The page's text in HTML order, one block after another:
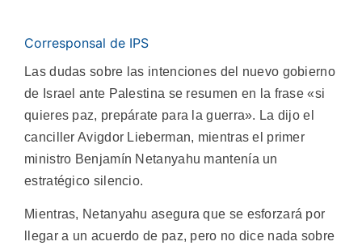
Corresponsal de IPS
Las dudas sobre las intenciones del nuevo gobierno
de Israel ante Palestina se resumen en la frase «si
quieres paz, prepárate para la guerra». La dijo el
canciller Avigdor Lieberman, mientras el primer
ministro Benjamín Netanyahu mantenía un
estratégico silencio.
Mientras, Netanyahu asegura que se esforzará por
llegar a un acuerdo de paz, pero no dice nada sobre